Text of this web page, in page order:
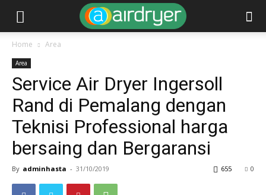
Home Area
Area
Service Air Dryer Ingersoll
Rand di Pemalang dengan
Teknisi Professional harga
bersaing dan Bergaransi
By adminhasta - 31/10/2019 0
655